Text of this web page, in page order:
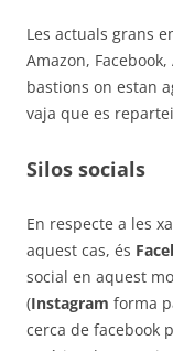
Les actuals grans
Amazon,
bastions on estan
vaja que es
Silos socials
En respecte a les
aquest cas, és
social en aquest
(Instagram forma
cerca de facebook